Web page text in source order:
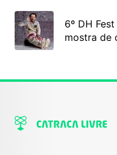
6º DH
mostra de